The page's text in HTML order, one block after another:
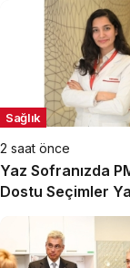
Sağlık
2 saat önce
Yaz Sofranızda
Dostu Seçimler